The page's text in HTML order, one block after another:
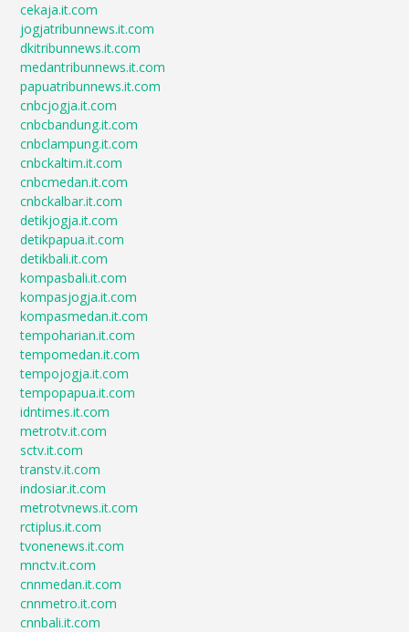
cekaja.it.com
jogjatribunnews.it.com
dkitribunnews.it.com
medantribunnews.it.com
papuatribunnews.it.com
cnbcjogja.it.com
cnbcbandung.it.com
cnbclampung.it.com
cnbckaltim.it.com
cnbcmedan.it.com
cnbckalbar.it.com
detikjogja.it.com
detikpapua.it.com
detikbali.it.com
kompasbali.it.com
kompasjogja.it.com
kompasmedan.it.com
tempoharian.it.com
tempomedan.it.com
tempojogja.it.com
tempopapua.it.com
idntimes.it.com
metrotv.it.com
sctv.it.com
transtv.it.com
indosiar.it.com
metrotvnews.it.com
rctiplus.it.com
tvonenews.it.com
mnctv.it.com
cnnmedan.it.com
cnnmetro.it.com
cnnbali.it.com